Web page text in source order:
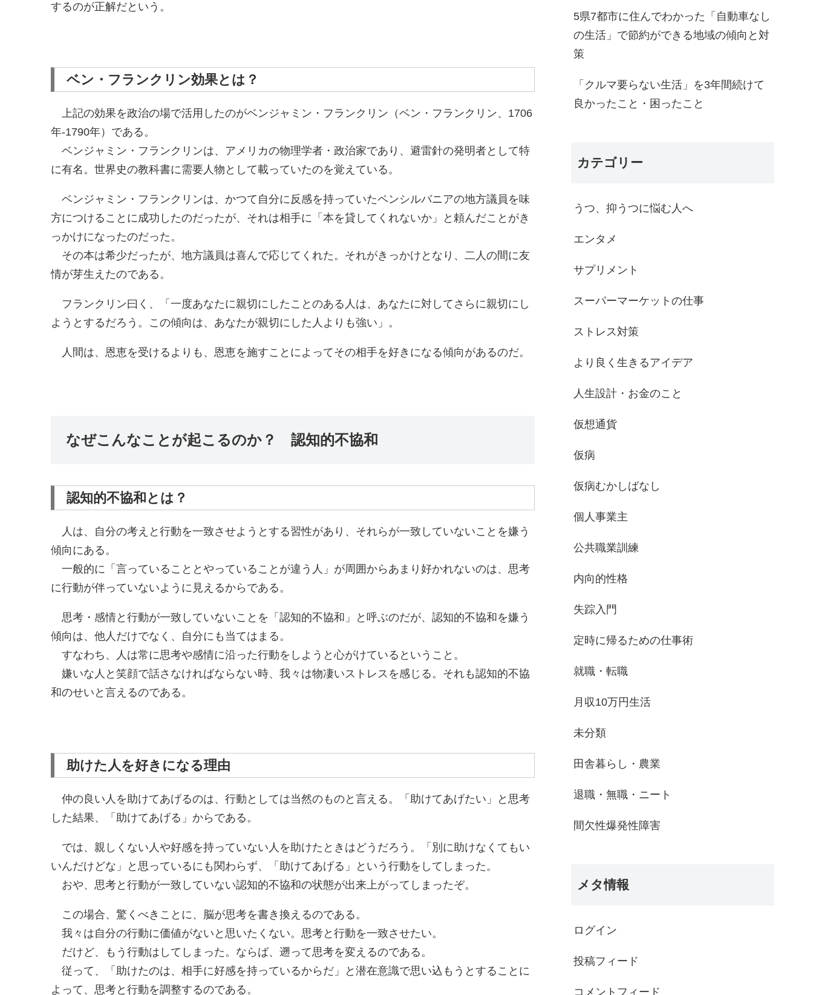
するのが正解だという。
ベン・フランクリン効果とは？
上記の効果を政治の場で活用したのがベンジャミン・フランクリン（ベン・フランクリン、1706
年-1790年）である。
ベンジャミン・フランクリンは、アメリカの物理学者・政治家であり、避雷針の発明者として特
に有名。世界史の教科書に需要人物として載っていたのを覚えている。
ベンジャミン・フランクリンは、かつて自分に反感を持っていたペンシルバニアの地方議員を味
方につけることに成功したのだったが、それは相手に「本を貸してくれないか」と頼んだことがき
っかけになったのだった。
その本は希少だったが、地方議員は喜んで応じてくれた。それがきっかけとなり、二人の間に友
情が芽生えたのである。
フランクリン曰く、「一度あなたに親切にしたことのある人は、あなたに対してさらに親切にし
ようとするだろう。この傾向は、あなたが親切にした人よりも強い」。
人間は、恩恵を受けるよりも、恩恵を施すことによってその相手を好きになる傾向があるのだ。
なぜこんなことが起こるのか？ 認知的不協和
認知的不協和とは？
人は、自分の考えと行動を一致させようとする習性があり、それらが一致していないことを嫌う
傾向にある。
一般的に「言っていることとやっていることが違う人」が周囲からあまり好かれないのは、思考
に行動が伴っていないように見えるからである。
思考・感情と行動が一致していないことを「認知的不協和」と呼ぶのだが、認知的不協和を嫌う
傾向は、他人だけでなく、自分にも当てはまる。
すなわち、人は常に思考や感情に沿った行動をしようと心がけているということ。
嫌いな人と笑顔で話さなければならない時、我々は物凄いストレスを感じる。それも認知的不協
和のせいと言えるのである。
助けた人を好きになる理由
仲の良い人を助けてあげるのは、行動としては当然のものと言える。「助けてあげたい」と思考
した結果、「助けてあげる」からである。
では、親しくない人や好感を持っていない人を助けたときはどうだろう。「別に助けなくてもい
いんだけどな」と思っているにも関わらず、「助けてあげる」という行動をしてしまった。
おや、思考と行動が一致していない認知的不協和の状態が出来上がってしまったぞ。
この場合、驚くべきことに、脳が思考を書き換えるのである。
我々は自分の行動に価値がないと思いたくない。思考と行動を一致させたい。
だけど、もう行動はしてしまった。ならば、遡って思考を変えるのである。
従って、「助けたのは、相手に好感を持っているからだ」と潜在意識で思い込もうとすることに
よって、思考と行動を調整するのである。
5県7都市に住んでわかった「自動車なし
の生活」で節約ができる地域の傾向と対
策
「クルマ要らない生活」を3年間続けて
良かったこと・困ったこと
カテゴリー
うつ、抑うつに悩む人へ
エンタメ
サプリメント
スーパーマーケットの仕事
ストレス対策
より良く生きるアイデア
人生設計・お金のこと
仮想通貨
仮病
仮病むかしばなし
個人事業主
公共職業訓練
内向的性格
失踪入門
定時に帰るための仕事術
就職・転職
月収10万円生活
未分類
田舎暮らし・農業
退職・無職・ニート
間欠性爆発性障害
メタ情報
ログイン
投稿フィード
コメントフィード